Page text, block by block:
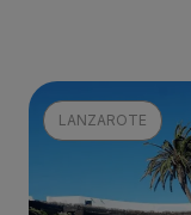
LANZAROTE